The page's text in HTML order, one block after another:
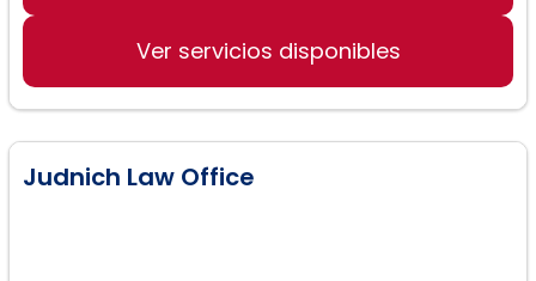
propiedades
Ver servicios disponibles
Judnich Law Office